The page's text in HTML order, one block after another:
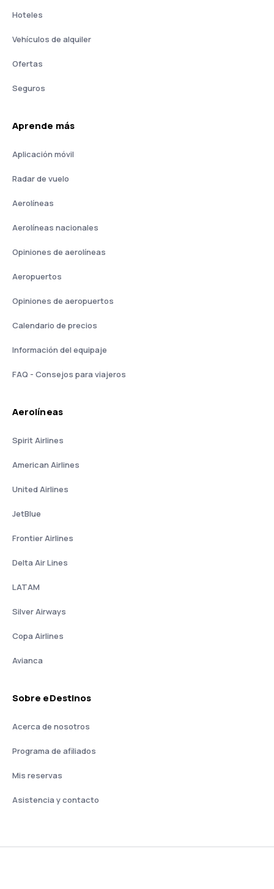
Hoteles
Vehículos de alquiler
Ofertas
Seguros
Aprende más
Aplicación móvil
Radar de vuelo
Aerolíneas
Aerolíneas nacionales
Opiniones de aerolíneas
Aeropuertos
Opiniones de aeropuertos
Calendario de precios
Información del equipaje
FAQ - Consejos para viajeros
Aerolíneas
Spirit Airlines
American Airlines
United Airlines
JetBlue
Frontier Airlines
Delta Air Lines
LATAM
Silver Airways
Copa Airlines
Avianca
Sobre eDestinos
Acerca de nosotros
Programa de afiliados
Mis reservas
Asistencia y contacto